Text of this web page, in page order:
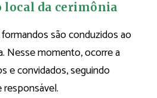
local da cerimônia
são conduzidos ao
Nesse momento, ocorre a
e convidados, seguindo